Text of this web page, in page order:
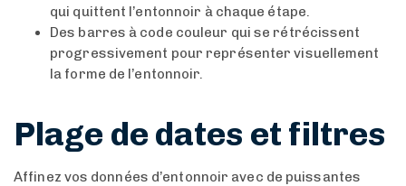
qui quittent l’entonnoir à chaque étape.
Des barres à code couleur qui se rétrécissent
progressivement pour représenter visuellement
la forme de l’entonnoir.
Plage de dates et filtres
Affinez vos données d’entonnoir avec de puissantes